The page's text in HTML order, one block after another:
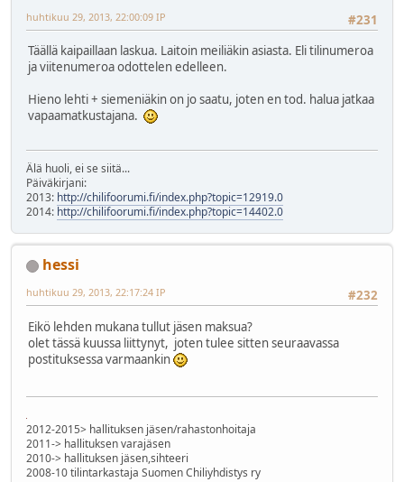
#231
huhtikuu 29, 2013, 22:00:09 IP
Täällä kaipaillaan laskua. Laitoin meiliäkin asiasta. Eli tilinumeroa
ja viitenumeroa odottelen edelleen.
Hieno lehti + siemeniäkin on jo saatu, joten en tod. halua jatkaa
vapaamatkustajana.
Älä huoli, ei se siitä...
Päiväkirjani:
2013: http://chilifoorumi.fi/index.php?topic=12919.0
2014: http://chilifoorumi.fi/index.php?topic=14402.0
hessi
#232
huhtikuu 29, 2013, 22:17:24 IP
Eikö lehden mukana tullut jäsen maksua?
olet tässä kuussa liittynyt, joten tulee sitten seuraavassa
postituksessa varmaankin
2012-2015> hallituksen jäsen/rahastonhoitaja
2011-> hallituksen varajäsen
2010-> hallituksen jäsen,sihteeri
2008-10 tilintarkastaja Suomen Chiliyhdistys ry